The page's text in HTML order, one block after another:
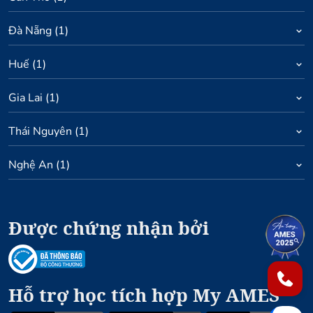
Đà Nẵng (1)
Huế (1)
Gia Lai (1)
Thái Nguyên (1)
Nghệ An (1)
Được chứng nhận bởi
Hỗ trợ học tích hợp My AMES